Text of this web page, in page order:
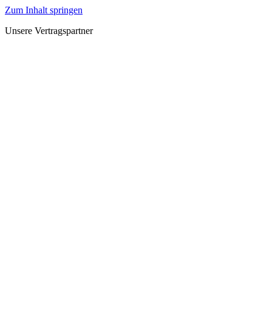
Zum Inhalt springen
Unsere Vertragspartner